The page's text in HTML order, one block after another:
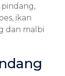
ikan
dan malbi